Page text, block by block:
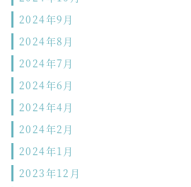
2024年9月
2024年8月
2024年7月
2024年6月
2024年4月
2024年2月
2024年1月
2023年12月